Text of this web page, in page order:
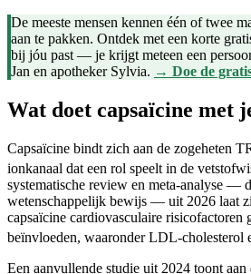
De meeste mensen kennen één of twee
aan te pakken. Ontdek met een korte
bij jóu past — je krijgt meteen een
Jan en apotheker Sylvia. → Doe de
Wat doet capsaïcine met
Capsaïcine bindt zich aan de zogeheten
ionkanaal dat een rol speelt in de
systematische review en meta-analyse —
wetenschappelijk bewijs — uit 2026 laat
capsaïcine cardiovasculaire risicofactoren
beïnvloeden, waaronder LDL-cholesterol
Een aanvullende studie uit 2024 toont aan